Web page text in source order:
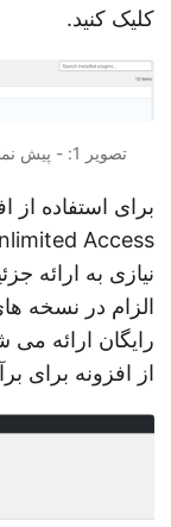
کلیک کنید.
تصویر 1: - پیش نمایش تنظیمات افزونه Aspose.PDF Exporter.
برای استفاده از
الزام در نسخه
رایگان ارائه می
از افزونه برای